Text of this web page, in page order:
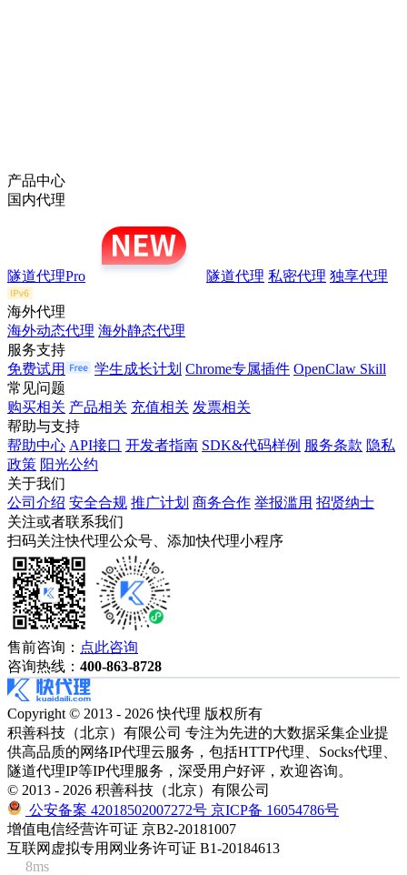
产品中心
国内代理
隧道代理Pro 隧道代理 私密代理 独享代理
海外代理
海外动态代理 海外静态代理
服务支持
免费试用
学生成长计划 Chrome专属插件 OpenClaw Skill
常见问题
购买相关 产品相关 充值相关 发票相关
帮助与支持
帮助中心 API接口 开发者指南 SDK&代码样例 服务条款 隐私
政策 阳光公约
关于我们
公司介绍 安全合规 推广计划 商务合作 举报滥用 招贤纳士
关注或者联系我们
扫码关注快代理公众号、添加快代理小程序
售前咨询： 点此咨询
咨询热线： 400-863-8728
Copyright © 2013 - 2026 快代理 版权所有
积善科技（北京）有限公司 专注为先进的大数据采集企业提
供高品质的网络IP代理云服务，包括HTTP代理、Socks代理、
隧道代理IP等IP代理服务，深受用户好评，欢迎咨询。
© 2013 - 2026 积善科技（北京）有限公司
公安备案 42018502007272号 京ICP备 16054786号
增值电信经营许可证 京B2-20181007
互联网虚拟专用网业务许可证 B1-20184613
8ms